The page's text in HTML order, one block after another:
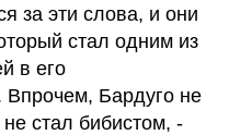
за эти слова, и они
стал одним из
в его
Бардуго не
стал бибистом, -